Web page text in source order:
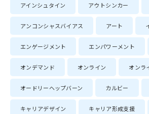
アインシュタイン アウトシンカー
アンコンシャスバイアス アート
エンゲージメント エンパワーメント
オンデマンド オンライン オンラ
オードリーヘップバーン カルビー
キャリアデザイン キャリア形成支援